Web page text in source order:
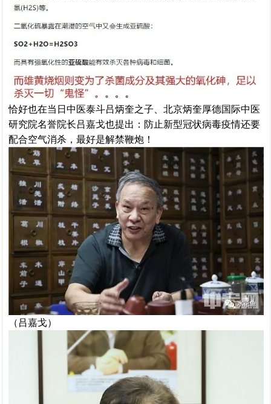
恰好也在当日中医泰斗吕炳奎之子、北京炳奎厚德国际中医
研究院名誉院长吕嘉戈也提出：防止新型冠状病毒疫情还要
配合空气消杀，最好是解禁鞭炮！
（吕嘉戈）